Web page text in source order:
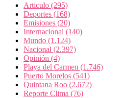
Articulo (295)
Deportes (168)
Emisiones (20)
Internacional (140)
Mundo (1.124)
Nacional (2.397)
Opinión (4)
Playa del Carmen (1.746)
Puerto Morelos (541)
Quintana Roo (2.672)
Reporte Clima (76)